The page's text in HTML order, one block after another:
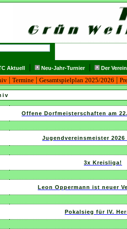
Aktuell Neu-Jahr-Turnier Der Verein
| Termine| Gesamtspielplan 2025/2026 |
Offene Dorfmeisterschaften am
Jugendvereinsmeister
3x Kreisliga!
Leon Oppermann ist neuer
Pokalsieg für IV.